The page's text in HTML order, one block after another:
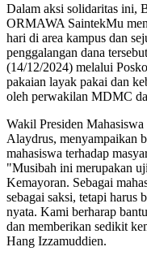
Dalam aksi solidaritas ini,
ORMAWA SaintekMu
hari di area kampus dan
penggalangan dana
(14/12/2024) melalui
pakaian layak pakai dan
oleh perwakilan MDMC
Wakil Presiden
Alaydrus, menyampaikan
mahasiswa terhadap
"Musibah ini merupakan
Kemayoran. Sebagai
sebagai saksi, tetapi harus
nyata. Kami berharap
dan memberikan sedikit
Hang Izzamuddien.